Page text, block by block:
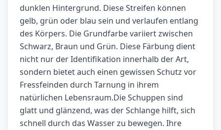
dunklen Hintergrund. Diese Streifen können
gelb, grün oder blau sein und verlaufen entlang
des Körpers. Die Grundfarbe variiert zwischen
Schwarz, Braun und Grün. Diese Färbung dient
nicht nur der Identifikation innerhalb der Art,
sondern bietet auch einen gewissen Schutz vor
Fressfeinden durch Tarnung in ihrem
natürlichen Lebensraum.Die Schuppen sind
glatt und glänzend, was der Schlange hilft, sich
schnell durch das Wasser zu bewegen. Ihre